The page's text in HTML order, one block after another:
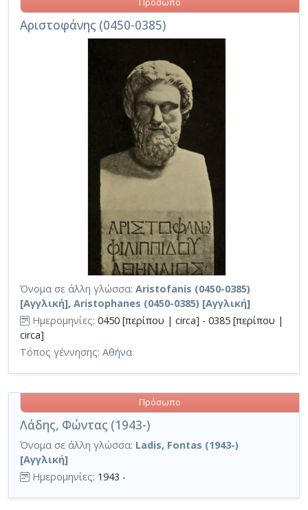
Αριστοφάνης (0450-0385)
Πρόσωπο
Όνομα σε άλλη γλώσσα: Aristofanis (0450-0385)
[Αγγλική], Aristophanes (0450-0385) [Αγγλική]
Ημερομηνίες: 0450 [περίπου | circa] - 0385 [περίπου |
circa]
Τόπος γέννησης: Αθήνα
Λάδης, Φώντας (1943-)
Πρόσωπο
Όνομα σε άλλη γλώσσα: Ladis, Fontas (1943-)
[Αγγλική]
Ημερομηνίες: 1943 -